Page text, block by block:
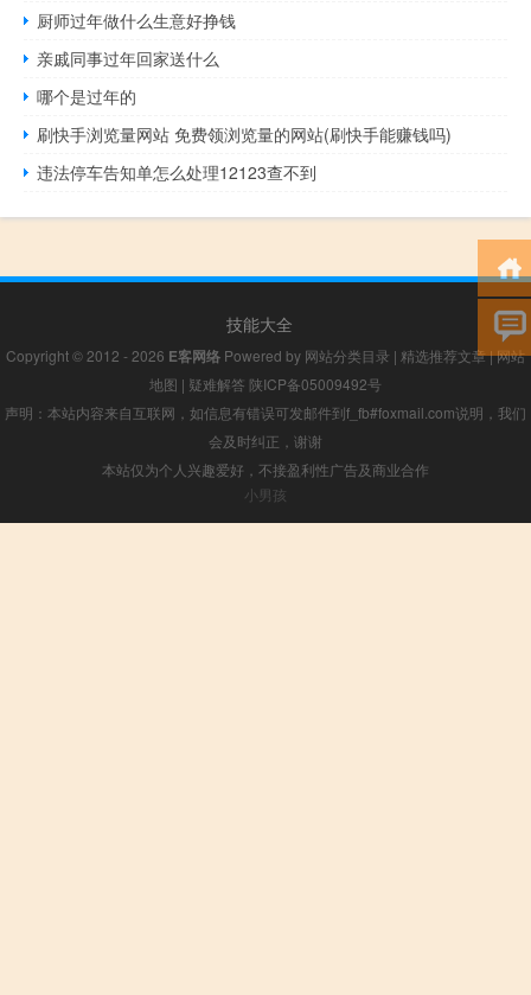
厨师过年做什么生意好挣钱
亲戚同事过年回家送什么
哪个是过年的
刷快手浏览量网站 免费领浏览量的网站(刷快手能赚钱吗)
违法停车告知单怎么处理12123查不到
技能大全
Copyright © 2012 - 2026 E客网络 Powered by 网站分类目录 | 精选推荐文章|网站
地图 | 疑难解答 陕ICP备05009492号
声明：本站内容来自互联网，如信息有错误可发邮件到f_fb#foxmail.com说明，我们
会及时纠正，谢谢
本站仅为个人兴趣爱好，不接盈利性广告及商业合作
小男孩